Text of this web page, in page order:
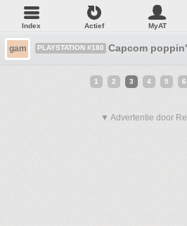
Index Actief MyAT
gam PLAYSTATION #180 Capcom
1 2 3 4 5 6
▼ Advertentie door